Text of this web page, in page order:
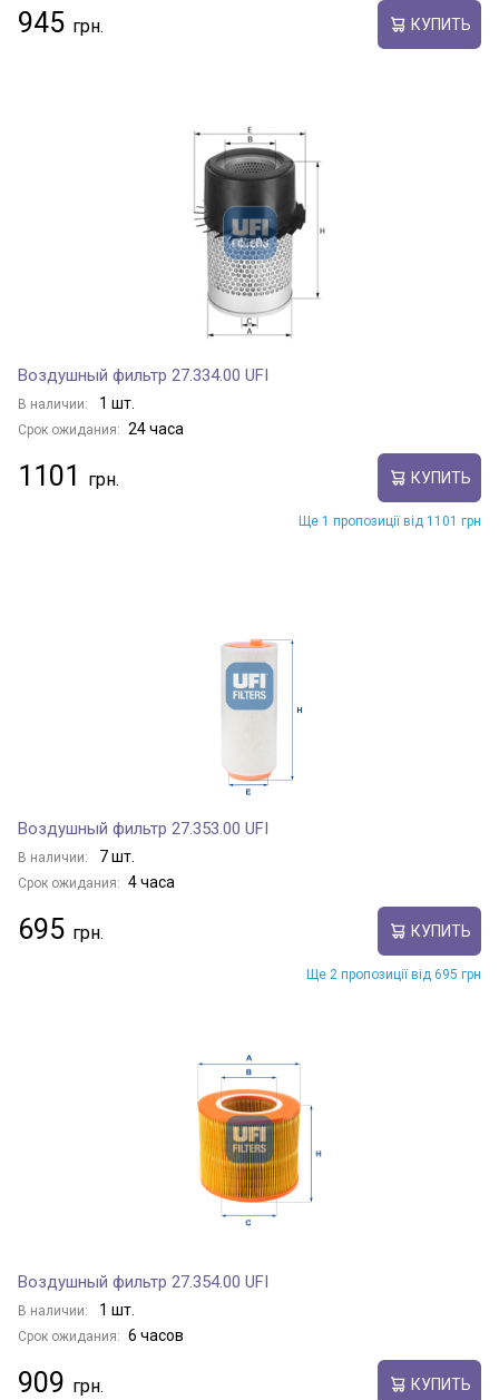
945 КУПИТЬ
Воздушный фильтр 27.334.00 UFI
В наличии: 1 шт.
Срок ожидания: 24 часа
1101 КУПИТЬ
Ще 1 пропозиції від 1101 грн
Воздушный фильтр 27.353.00 UFI
В наличии: 7 шт.
Срок ожидания: 4 часа
695 КУПИТЬ
Ще 2 пропозиції від 695 грн
Воздушный фильтр 27.354.00 UFI
В наличии: 1 шт.
Срок ожидания: 6 часов
909 КУПИТЬ